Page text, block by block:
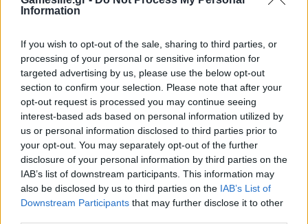
Information
If you wish to opt-out of the sale, sharing to third parties, or
processing of your personal or sensitive information for
targeted advertising by us, please use the below opt-out
section to confirm your selection. Please note that after your
opt-out request is processed you may continue seeing
interest-based ads based on personal information utilized by
us or personal information disclosed to third parties prior to
your opt-out. You may separately opt-out of the further
disclosure of your personal information by third parties on the
IAB’s list of downstream participants. This information may
also be disclosed by us to third parties on the IAB’s List of
Downstream Participants that may further disclose it to other
Πέτρος Κυπραίος
Αμετανόητος “στρατηγός της πολυθρόνας”, ο
Obi Wan της παρέας, έχει δύο αδυναμίες: τα
strategy και οτιδήποτε έχει να κάνει με Star
Wars! Ανεπιβεβαίωτες πληροφορίες τον θέλουν
όμως να ξεφαντώνει με καραόκε και SingStar
κάθε είδους. Τον τελευταίο καιρό μάχεται στις
διαδικτυακές αρένες του StarCraft 2,
προσπαθώντας με κόπο και ιδρώτα να ανέβει
κατηγορία...